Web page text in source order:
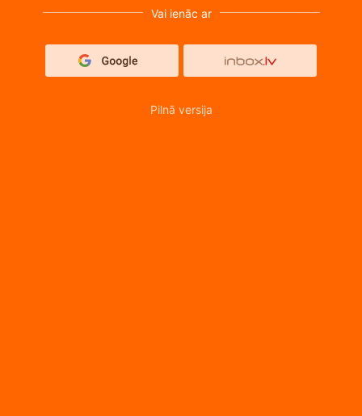
Vai ienāc ar
Pilnā versija